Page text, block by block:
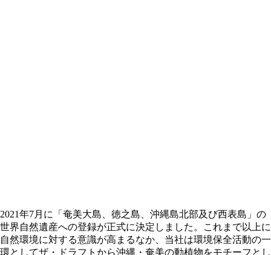
2021年7月に「奄美大島、徳之島、沖縄島北部及び西表島」の
世界自然遺産への登録が正式に決定しました。これまで以上に
自然環境に対する意識が高まるなか、当社は環境保全活動の一
環としてザ・ドラフトから沖縄・奄美の動植物をモチーフとし